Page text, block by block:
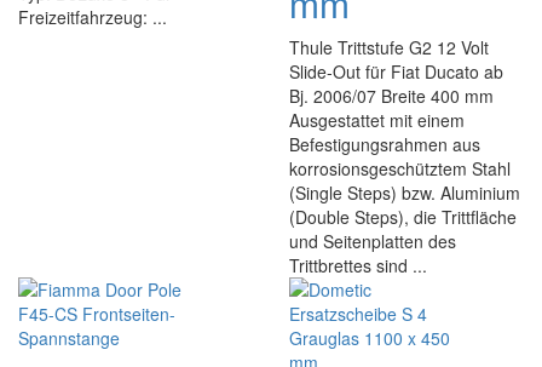
Freizeitfahrzeug: ...
Thule Trittstufe G2 12 Volt
Slide-Out für Fiat Ducato ab
Bj. 2006/07 Breite 400 mm
Ausgestattet mit einem
Befestigungsrahmen aus
korrosionsgeschütztem Stahl
(Single Steps) bzw. Aluminium
(Double Steps), die Trittfläche
und Seitenplatten des
Trittbrettes sind ...